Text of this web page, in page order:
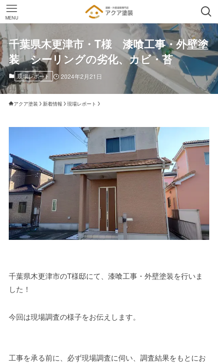
MENU
千葉県木更津市・T様 漆喰工事・外壁塗
装 シーリングの劣化、カビ・苔
現場レポート 2024年2月21日
アクア塗装 新着情報 現場レポート
千葉県木更津市のT様邸にて、漆喰工事・外壁塗装を行いま
した！
今回は現場調査の様子をお伝えします。
工事を承る前に、必ず現場調査に伺い、調査結果をもとにお